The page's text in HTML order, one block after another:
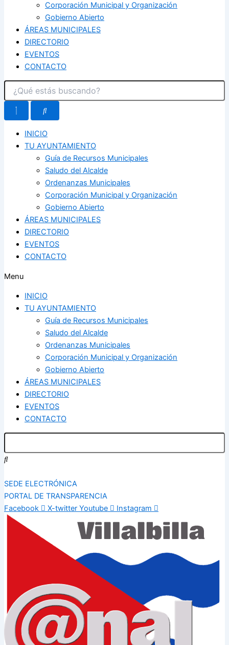
Corporación Municipal y Organización
Gobierno Abierto
ÁREAS MUNICIPALES
DIRECTORIO
EVENTOS
CONTACTO
INICIO
TU AYUNTAMIENTO
Guía de Recursos Municipales
Saludo del Alcalde
Ordenanzas Municipales
Corporación Municipal y Organización
Gobierno Abierto
ÁREAS MUNICIPALES
DIRECTORIO
EVENTOS
CONTACTO
Menu
INICIO
TU AYUNTAMIENTO
Guía de Recursos Municipales
Saludo del Alcalde
Ordenanzas Municipales
Corporación Municipal y Organización
Gobierno Abierto
ÁREAS MUNICIPALES
DIRECTORIO
EVENTOS
CONTACTO
SEDE ELECTRÓNICA
PORTAL DE TRANSPARENCIA
Facebook
X-twitter Youtube Instagram